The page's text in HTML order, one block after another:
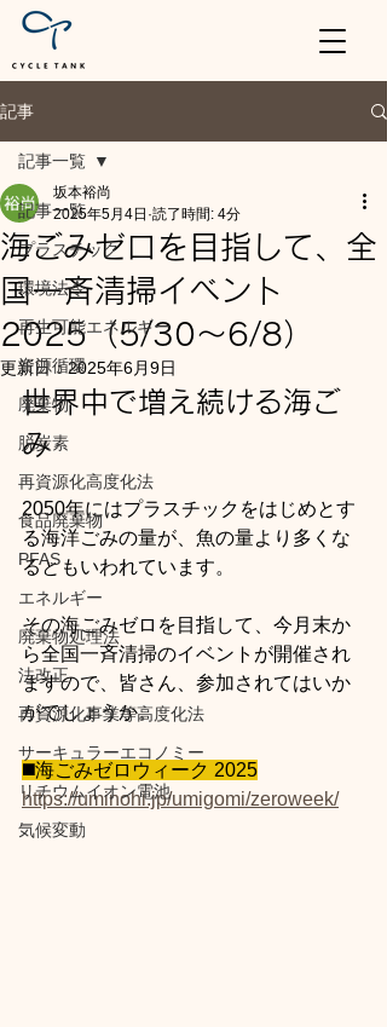
記事
記事一覧
プラスチック
環境法令
再生可能エネルギー
資源循環
廃棄物
脱炭素
再資源化高度化法
食品廃棄物
PFAS
エネルギー
廃棄物処理法
法改正
再資源化事業等高度化法
サーキュラーエコノミー
リチウムイオン電池
気候変動
記事一覧
海ごみゼロを目指して、全
国一斉清掃イベント
2025（5/30～6/8）
坂本裕尚
2025年5月4日 読了時間: 4分
更新日：2025年6月9日
世界中で増え続ける海ご
み
2050年にはプラスチックをはじめとす
る海洋ごみの量が、魚の量より多くな
るともいわれています。
その海ごみゼロを目指して、今月末か
ら全国一斉清掃のイベントが開催され
ますので、皆さん、参加されてはいか
がでしょうか。
◼️海ごみゼロウィーク 2025
https://uminohi.jp/umigomi/zeroweek/